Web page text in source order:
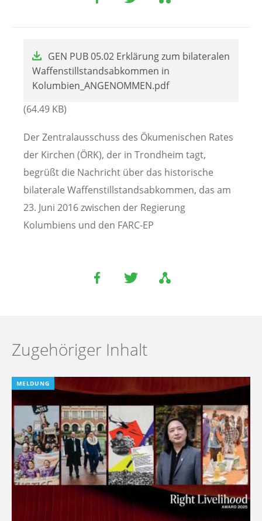
GEN PUB 05.02 Erklärung zum bilateralen
Waffenstillstandsabkommen in
Kolumbien_ANGENOMMEN.pdf
(64.49 KB)
Der Zentralausschuss des Ökumenischen Rates
der Kirchen (ÖRK), der in Trondheim tagt,
begrüßt die Nachricht über das historische
bilaterale Waffenstillstandsabkommen, das am
23. Juni 2016 zwischen der Regierung
Kolumbiens und den FARC-EP
Zugehöriger Inhalt
MELDUNG